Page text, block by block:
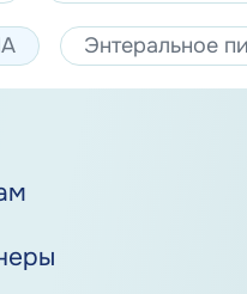
Энтеральное